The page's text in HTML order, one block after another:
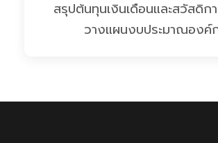
สรุปต้นทุนเงินเดือนและสวัสดิก
วางแผนงบประมาณองค์